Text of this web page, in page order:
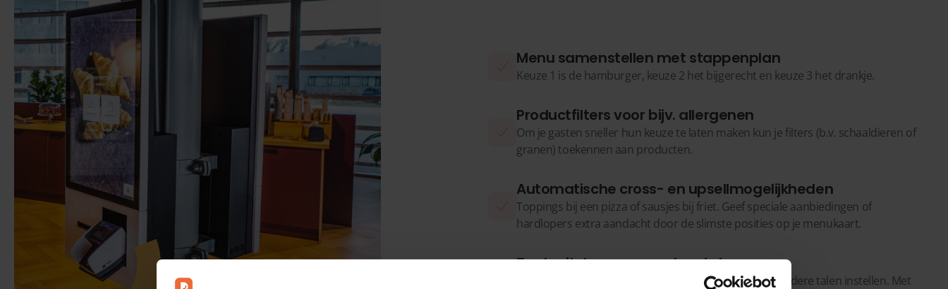
Menu samenstellen met stappenplan
Keuze 1 is de hamburger, keuze 2 het bijgerecht en keuze 3 het drankje.
Productfilters voor bijv. allergenen
Om je gasten sneller hun keuze te laten maken kun je filters (b.v. schaaldieren of
granen) toekennen aan producten.
Automatische cross- en upsellmogelijkheden
Toppings bij een pizza of sausjes bij friet. Geef speciale aanbiedingen of
hardlopers extra aandacht door de slimste posities op je menukaart.
Taalswitch voor meerdere talen
Om ook internationale gasten te bedienen kun je meerdere talen instellen. Met